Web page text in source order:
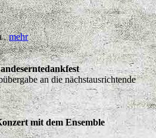
mehr
an die nächstausrichtende
mit dem Ensemble